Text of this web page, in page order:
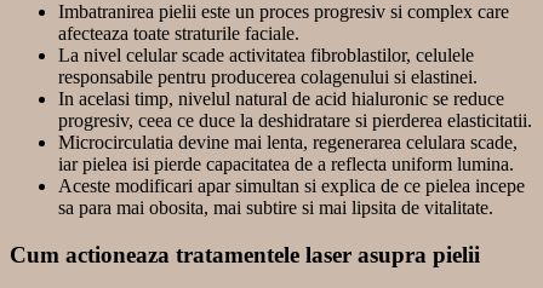
Imbatranirea pielii este un proces progresiv si complex care
afecteaza toate straturile faciale.
La nivel celular scade activitatea fibroblastilor, celulele
responsabile pentru producerea colagenului si elastinei.
In acelasi timp, nivelul natural de acid hialuronic se reduce
progresiv, ceea ce duce la deshidratare si pierderea elasticitatii.
Microcirculatia devine mai lenta, regenerarea celulara scade,
iar pielea isi pierde capacitatea de a reflecta uniform lumina.
Aceste modificari apar simultan si explica de ce pielea incepe
sa para mai obosita, mai subtire si mai lipsita de vitalitate.
Cum actioneaza tratamentele laser asupra pielii